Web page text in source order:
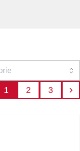
1 2 3